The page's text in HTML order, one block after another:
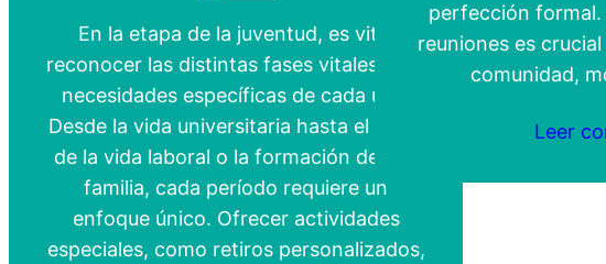
En la etapa de la juventud, es vital
reconocer las distintas fases vitales y las
necesidades específicas de cada una.
Desde la vida universitaria hasta el inicio
de la vida laboral o la formación de una
familia, cada período requiere un
enfoque único. Ofrecer actividades
especiales, como retiros personalizados,
perfección formal.
reuniones es crucial
comunidad,
Leer